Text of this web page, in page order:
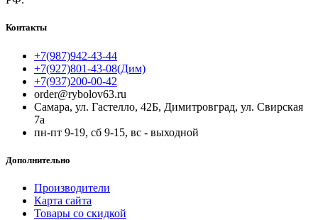
Контакты
+7(987)942-43-44
+7(927)801-43-08(Дим)
+7(937)200-00-42
order@rybolov63.ru
Самара, ул. Гастелло, 42Б, Димитровград, ул. Свирская
7а
пн-пт 9-19, сб 9-15, вс - выходной
Дополнительно
Производители
Карта сайта
Товары со скидкой